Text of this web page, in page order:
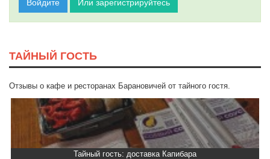
Войдите Или зарегистрируйтесь
ТАЙНЫЙ ГОСТЬ
Отзывы о кафе и ресторанах Барановичей от тайного гостя.
Тайный гость: доставка Капибара